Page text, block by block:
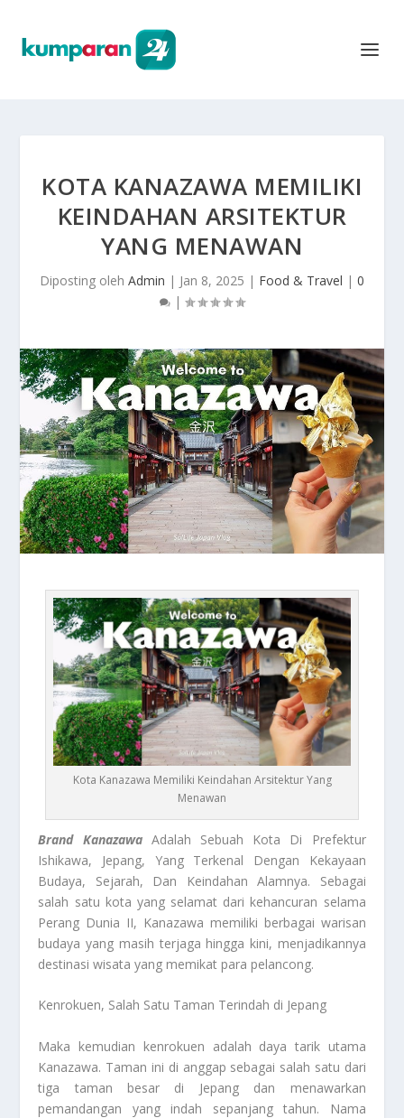
KOTA KANAZAWA MEMILIKI
KEINDAHAN ARSITEKTUR
YANG MENAWAN
Diposting oleh Admin | Jan 8, 2025 | Food & Travel | 0
|
Kota Kanazawa Memiliki Keindahan Arsitektur Yang
Menawan
Brand KanazawaAdalah Sebuah Kota Di Prefektur
Ishikawa, Jepang, Yang Terkenal Dengan Kekayaan
Budaya, Sejarah, Dan Keindahan Alamnya. Sebagai
salah satu kota yang selamat dari kehancuran selama
Perang Dunia II, Kanazawa memiliki berbagai warisan
budaya yang masih terjaga hingga kini, menjadikannya
destinasi wisata yang memikat para pelancong.
Kenrokuen, Salah Satu Taman Terindah di Jepang
Maka kemudian kenrokuen adalah daya tarik utama
Kanazawa. Taman ini di anggap sebagai salah satu dari
tiga taman besar di Jepang dan menawarkan
pemandangan yang indah sepanjang tahun. Nama